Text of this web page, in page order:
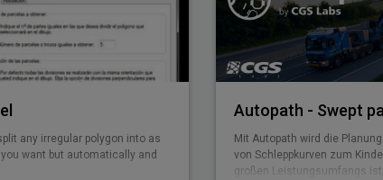
any irregular polygon into as
want but automatically and
Autopath - Swept
Mit Autopath wird die
von Schleppkurven zum
großen Leistungsumfangs